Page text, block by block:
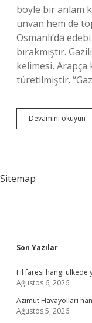
böyle bir anlam
unvan hem de
Osmanlı’da
bırakmıştır.
kelimesi, Arapça
türetilmiştir.
Devamını okuyun
Sitemap
Sidebar
Son Yazılar
Fil faresi hangi ülkede
Ağustos 6, 2026
Azimut Havayolları
Ağustos 5, 2026